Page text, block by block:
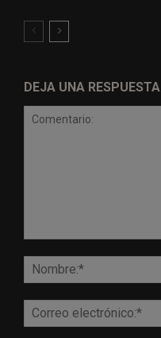
DEJA UNA RESPUESTA